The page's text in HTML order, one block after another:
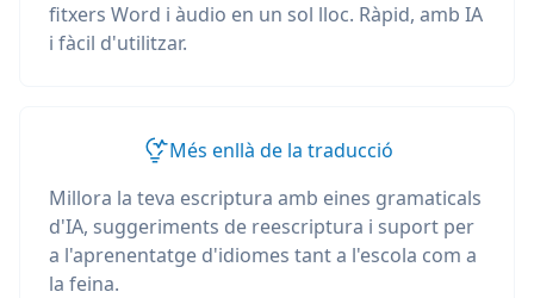
fitxers Word i àudio en un sol lloc. Ràpid, amb IA
i fàcil d'utilitzar.
Més enllà de la traducció
Millora la teva escriptura amb eines gramaticals
d'IA, suggeriments de reescriptura i suport per
a l'aprenentatge d'idiomes tant a l'escola com a
la feina.